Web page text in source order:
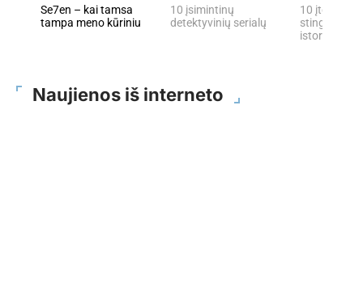
Se7en – kai tamsa
tampa meno kūriniu
10 įsimintinų
detektyvinių serialų
10 įtemptų,
stingdančių
istorijų
Naujienos iš interneto